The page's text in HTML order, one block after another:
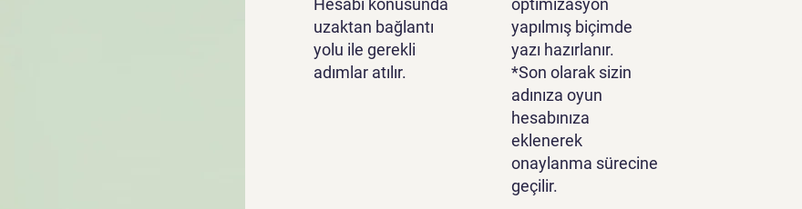
uzaktan bağlantı
yolu ile gerekli
adımlar atılır.
yapılmış biçimde
yazı hazırlanır.
*Son olarak sizin
adınıza oyun
hesabınıza
eklenerek
onaylanma sürecine
geçilir.